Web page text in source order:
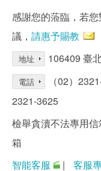
感謝您的蒞臨，若
議， 請惠予賜教
地址 106409 臺
電話
（02）
2321-3625
檢舉貪瀆不法專用
箱
智能客服
| 客服